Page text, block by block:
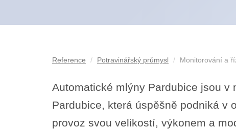
Reference Potravinářský průmysl Monitorování a
Automatické mlýny Pardubice jsou
Pardubice, která úspěšně podniká v
provoz svou velikostí, výkonem a